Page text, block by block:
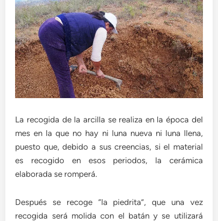
La recogida de la arcilla se realiza en la época del
mes en la que no hay ni luna nueva ni luna llena,
puesto que, debido a sus creencias, si el material
es recogido en esos periodos, la cerámica
elaborada se romperá.
Después se recoge “la piedrita”, que una vez
recogida será molida con el batán y se utilizará